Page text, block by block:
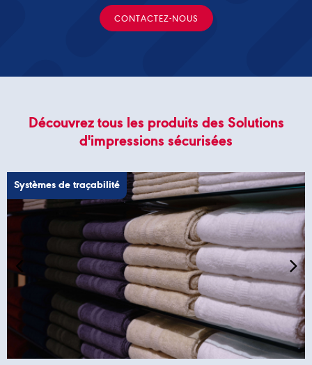
CONTACTEZ-NOUS
Découvrez tous les produits des Solutions
d'impressions sécurisées
Systèmes de traçabilité